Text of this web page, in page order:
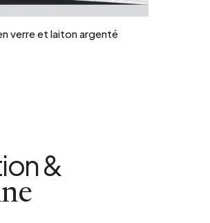
verre et laiton argenté
&